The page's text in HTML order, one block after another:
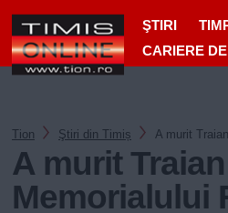
ŞTIRI
CARIERE
Tion Ştiri din Timiș A murit
A murit
Memorialului